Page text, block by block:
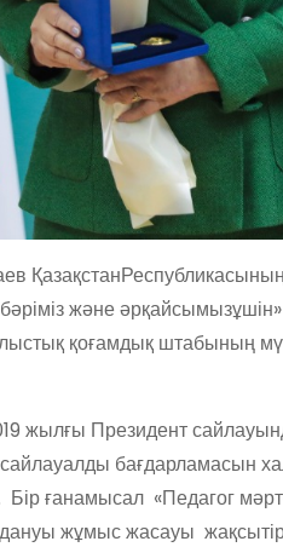
Қазақстан
бәрімізжәнеәрқайсымызұшін»
қоғамдық штабының
жылғы Президент
сайлауалды бағдарламасын
Бірғанамысал «Педагог
жұмысжасауы жақсы